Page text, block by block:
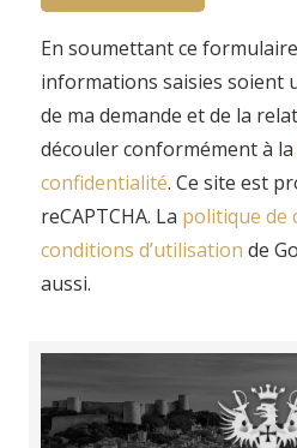
En soumettant ce
informations saisies soient
de ma demande et de la
découler conformément à la
confidentialité. Ce site est
reCAPTCHA. La politique de
conditions d’utilisation de
aussi.